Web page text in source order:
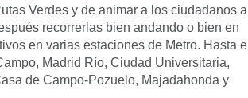
Verdes y de animar a los ciudadanos a
recorrerlas bien andando o bien en
en varias estaciones de Metro. Hasta el
Madrid Río, Ciudad Universitaria,
de Campo-Pozuelo, Majadahonda y